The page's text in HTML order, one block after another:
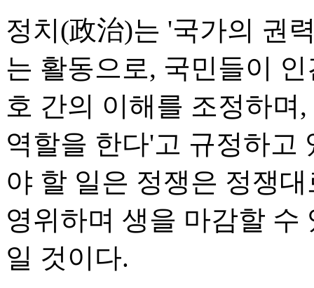
정치(政治)는 '국가의 권
는 활동으로, 국민들이
호 간의 이해를 조정하며
역할을 한다'고 규정하고
야 할 일은 정쟁은 정쟁
영위하며 생을 마감할 수
일 것이다.